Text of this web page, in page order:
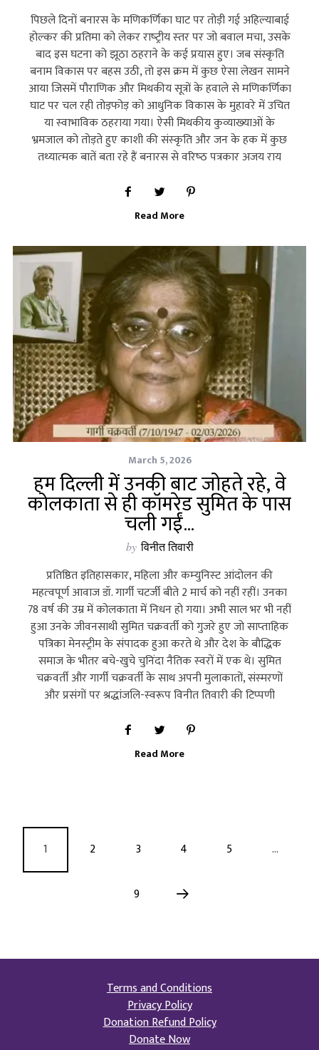
पिछले दिनों बनारस के मणिकर्णिका घाट पर तोड़ी गई अहिल्‍याबाई
होल्‍कर की प्रतिमा को लेकर राष्‍ट्रीय स्‍तर पर जो बवाल मचा, उसके
बाद इस घटना को झूठा ठहराने के कई प्रयास हुए। जब संस्कृति
बनाम विकास पर बहस उठी, तो इस क्रम में कुछ ऐसा लेखन सामने
आया जिसमें पौराणिक और मिथकीय सूत्रों के हवाले से मणिकर्णिका
घाट पर चल रही तोड़फोड़ को आधुनिक विकास के मुहावरे में उचित
या स्‍वाभाविक ठहराया गया। ऐसी मिथकीय कुव्‍याख्‍याओं के
भ्रमजाल को तोड़ते हुए काशी की संस्‍कृति और जन के हक में कुछ
तथ्‍यात्‍मक बातें बता रहे हैं बनारस से वरिष्‍ठ पत्रकार अजय राय
Read More
March 5, 2026
हम दिल्ली में उनकी बाट जोहते रहे, वे
कोलकाता से ही कॉमरेड सुमित के पास
चली गईं…
by विनीत तिवारी
प्रतिष्ठित इतिहासकार, महिला और कम्‍युनिस्‍ट आंदोलन की
महत्‍वपूर्ण आवाज डॉ. गार्गी चटर्जी बीते 2 मार्च को नहीं रहीं। उनका
78 वर्ष की उम्र में कोलकाता में निधन हो गया। अभी साल भर भी नहीं
हुआ उनके जीवनसाथी सुमित चक्रवर्ती को गुजरे हुए जो साप्‍ताहिक
पत्रिका मेनस्‍ट्रीम के संपादक हुआ करते थे और देश के बौद्धिक
समाज के भीतर बचे-खुचे चुनिंदा नैतिक स्‍वरों में एक थे। सुमित
चक्रवर्ती और गार्गी चक्रवर्ती के साथ अपनी मुलाकातों, संस्‍मरणों
और प्रसंगों पर श्रद्धांजलि-स्‍वरूप विनीत तिवारी की टिप्‍पणी
Read More
1 2 3 4 5 …
9
Terms and Conditions
Privacy Policy
Donation Refund Policy
Donate Now